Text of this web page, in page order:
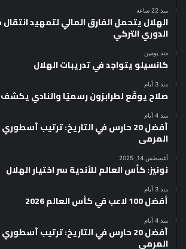
منذ 22 ساعة
الهلال يتحمل الفارق المالي لتمهيد انتقال
الدوري التركي
منذ يومين
كانسيلو يتواجد في تدريبات الهلال
منذ 3 أيام
صلاح يوقّع لطرابزون رسميًا والنادي يكشف
منذ 4 أيام
أفضل 20 حارس في التاريخ: ترتيب
المرمى
أغسطس 14, 2025
نونيز: كأس العالم للأندية سر اختيار الهلال
منذ 3 أيام
أفضل 100 لاعب في كأس العالم 2026
منذ 4 أيام
أفضل 20 حارس في التاريخ: ترتيب
المرمى